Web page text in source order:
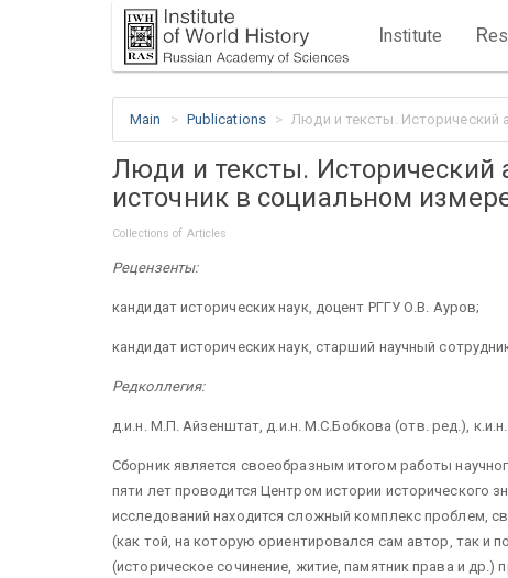
Institute R
Main Publications Люди и тексты. Исторический
Люди и тексты. Исторический
источник в социальном
Collections of Articles
Рецензенты:
кандидат исторических наук, доцент РГГУ О.В. Ауров;
кандидат исторических наук, старший научный
Редколлегия:
д.и.н. М.П. Айзенштат, д.и.н. М.С.Бобкова (отв. ред.),
Сборник является своеобразным итогом работы
пяти лет проводится Центром истории исторического
исследований находится сложный комплекс проблем,
(как той, на которую ориентировался сам автор, так и
(историческое сочинение, житие, памятник права и